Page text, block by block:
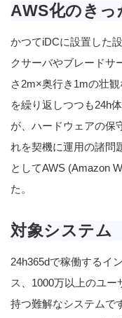
AWS化のきっ
かつてiDCに設置した
クサーバやブレードサ
さ2m×奥行き1mの壮
を繰り返しつつも24h
が、ハードウェアの保
れを契機に運用の諸問
としてAWS (Amazon
た。
対象システム
24h365dで稼働するイ
ス、1000万以上のユ
持つ難解なシステムで